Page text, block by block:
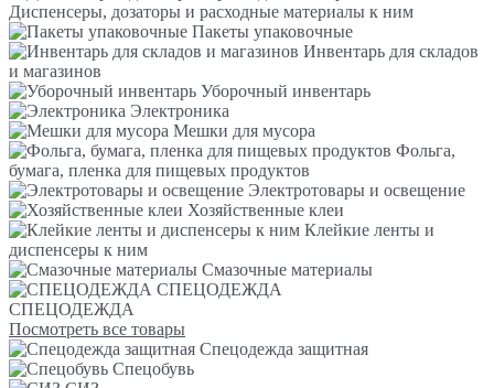
Диспенсеры, дозаторы и расходные материалы к ним
Пакеты упаковочные
Инвентарь для складов
и магазинов
Уборочный инвентарь
Электроника
Мешки для мусора
Фольга,
бумага, пленка для пищевых продуктов
Электротовары и освещение
Хозяйственные клеи
Клейкие ленты и
диспенсеры к ним
Смазочные материалы
СПЕЦОДЕЖДА
СПЕЦОДЕЖДА
Посмотреть все товары
Спецодежда защитная
Спецобувь